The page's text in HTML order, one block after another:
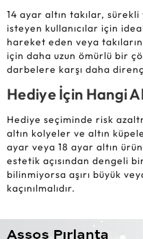
14 ayar altın takılar, sürekli
isteyen kullanıcılar için
hareket eden veya
için daha uzun ömürlü bir
darbelere karşı daha
Hediye İçin Hangi
Hediye seçiminde risk
altın kolyeler ve altın
ayar veya 18 ayar altın
estetik açısından dengeli
bilinmiyorsa aşırı büyük
kaçınılmalıdır.